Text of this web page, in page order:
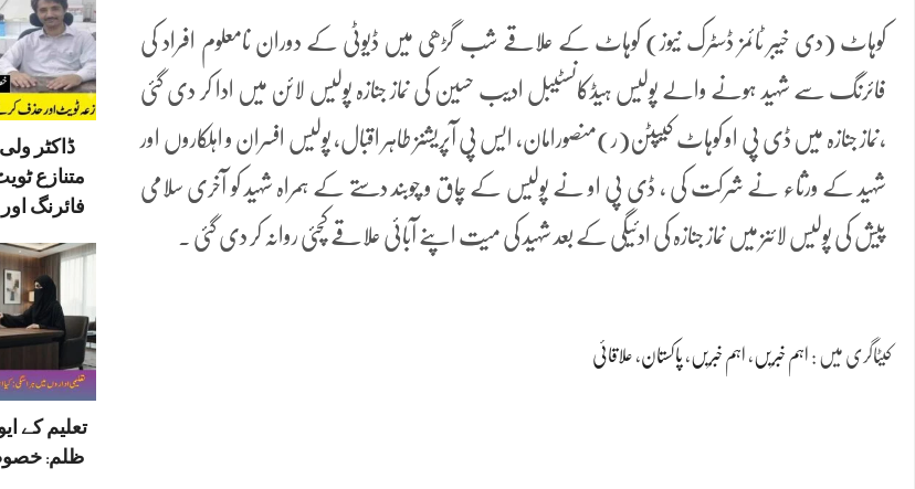
ڈاکٹر
متنازع
فائرنگ
تعلیم کے
ظلم:
کوہاٹ (دی خیبر ٹائمز ڈسٹرک نیوز) کوہاٹ کے علاقے شب گڑھی میں ڈیوٹی کے دوران نامعلوم افراد کی
فائرنگ سے شہید ہونے والے پولیس ہیڈکانسٹیبل ادیب حسین کی نماز جنازہ پولیس لائن میں ادا کر دی گئی
،نماز جنازہ میں ڈی پی او کوہاٹ کیپٹن(ر)منصورامان, ایس پی آپریشنز طاہر اقبال, پولیس افسران و اہلکاروں اور
شہید کے ورثاء نے شرکت کی ، ڈی پی او نے پولیس کے چاق و چوبند دستے کے ہمراہ شہید کو آخری سلامی
پیش کی پولیس لائنز میں نماز جنازہ کی ادئیگی کے بعد شہید کی میت اپنے آبائی علاقے کچئی روانہ کر دی گئی .
کیٹاگری میں : اہم خبریں، اہم خبریں، پاکستان، علاقائی